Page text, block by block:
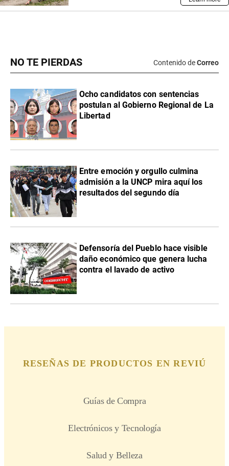
NO TE PIERDAS Contenido deCorreo
Ocho candidatos con sentencias
postulan al Gobierno Regional de La
Libertad
Entre emoción y orgullo culmina
admisión a la UNCP mira aquí los
resultados del segundo día
Defensoría del Pueblo hace visible
daño económico que genera lucha
contra el lavado de activo